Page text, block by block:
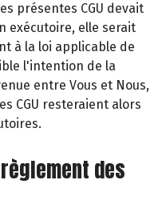
présentes CGU devait
exécutoire, elle serait
à la loi applicable de
l'intention de la
entre Vous et Nous,
CGU resteraient alors
des